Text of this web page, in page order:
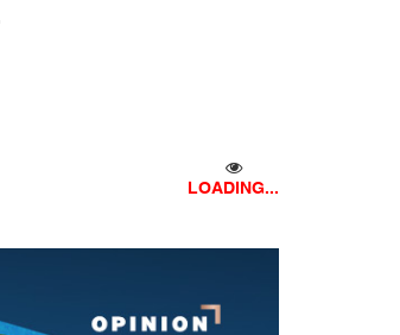
LOADING...